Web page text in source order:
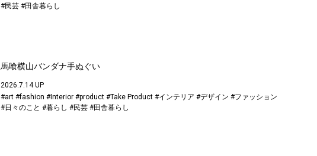
#民芸 #田舎暮らし
馬喰横山バンダナ手ぬぐい
2026.7.14 UP
#art #fashion #Interior #product #Take Product #インテリア #デザイン #ファッション
#日々のこと #暮らし #民芸 #田舎暮らし